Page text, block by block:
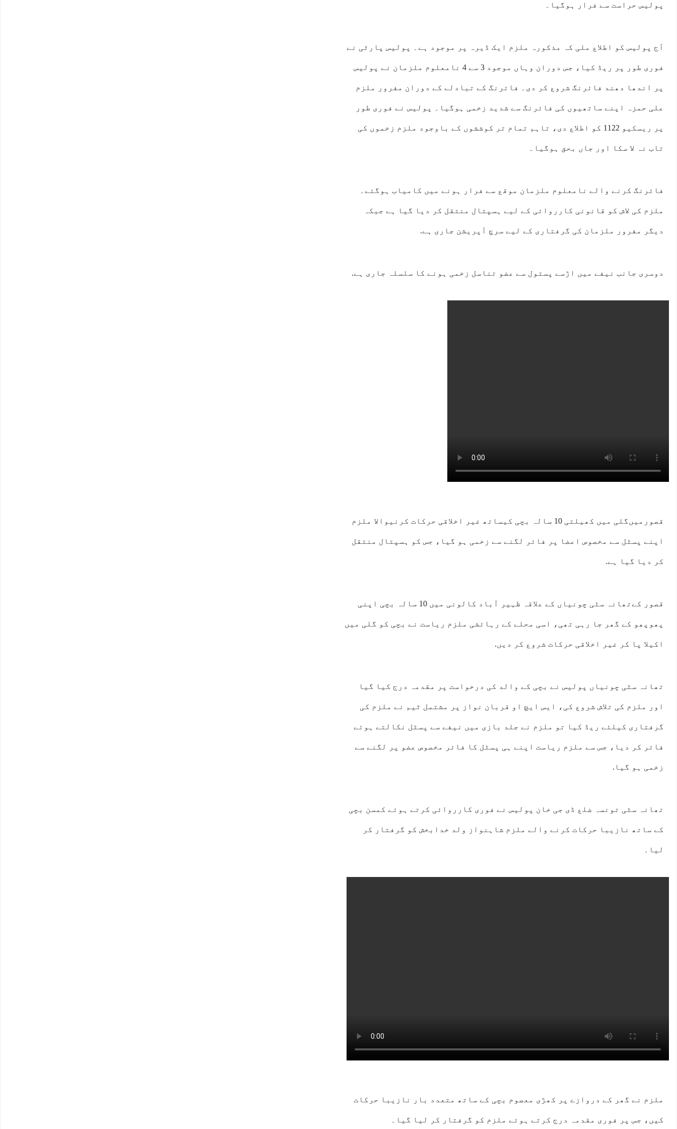
پولیس حراست سے فرار ہوگیا۔
آج پولیس کو اطلاع ملی کہ مذکورہ ملزم ایک ڈیرہ پر موجود ہے۔ پولیس پارٹی نے
فوری طور پر ریڈ کیا، جس دوران وہاں موجود 3 سے 4 نامعلوم ملزمان نے پولیس
پر اندھا دھند فائرنگ شروع کر دی۔ فائرنگ کے تبادلے کے دوران مفرور ملزم
علی حمزہ اپنے ساتھیوں کی فائرنگ سے شدید زخمی ہوگیا۔ پولیس نے فوری طور
پر ریسکیو 1122 کو اطلاع دی، تاہم تمام تر کوششوں کے باوجود ملزم زخموں کی
تاب نہ لا سکا اور جاں بحق ہوگیا۔
فائرنگ کرنے والے نامعلوم ملزمان موقع سے فرار ہونے میں کامیاب ہوگئے۔
ملزم کی لاش کو قانونی کارروائی کے لیے ہسپتال منتقل کر دیا گیا ہے جبکہ
دیگر مفرور ملزمان کی گرفتاری کے لیے سرچ آپریشن جاری ہے.
دوسری جانب نیفے میں اڑسے پستول سے عضو تناسل زخمی ہونے کا سلسلہ جاری ہے.
قصورمیں‌گلی میں کھیلتی 10 سالہ بچی کیساتھ غیر اخلاقی حرکات کرنیوالا ملزم
اپنے پسٹل سے مخصوص اعضا پر فائر لگنے سے زخمی ہو گیا، جس کو ہسپتال منتقل
کر دیا گیا ہے.
قصور کےتھانہ سٹی چونیاں کے علاقہ ظہیر آباد کالونی میں 10 سالہ بچی اپنی
پھوپھو کے گھر جا رہی تھی، اسی محلے کے رہائشی ملزم ریاست نے بچی کو گلی میں
اکیلا پا کر غیر اخلاقی حرکات شروع کر دیں.
تھانہ سٹی چونیاں پولیس نے بچی کے والد کی درخواست پر مقدمہ درج کیا گیا
اور ملزم کی تلاش شروع کی، ایس ایچ او قربان نواز پر مشتمل ٹیم نے ملزم کی
گرفتاری کیلئے ریڈ کیا تو ملزم نے جلد بازی میں نیفے سے پسٹل نکالتے ہوئے
فائر کر دیا، جس سے ملزم ریاست اپنے ہی پسٹل کا فائر مخصوص عضو پر لگنے سے
زخمی ہو گیا.
تھانہ سٹی تونسہ ضلع ڈی جی خان پولیس نے فوری کارروائی کرتے ہوئے کمسن بچی
کے ساتھ نازیبا حرکات کرنے والے ملزم شاہنواز ولد خدابخش کو گرفتار کر
لیا۔
ملزم نے گھر کے دروازے پر کھڑی معصوم بچی کے ساتھ متعدد بار نازیبا حرکات
کیں، جس پر فوری مقدمہ درج کرتے ہوئے ملزم کو گرفتار کر لیا گیا۔